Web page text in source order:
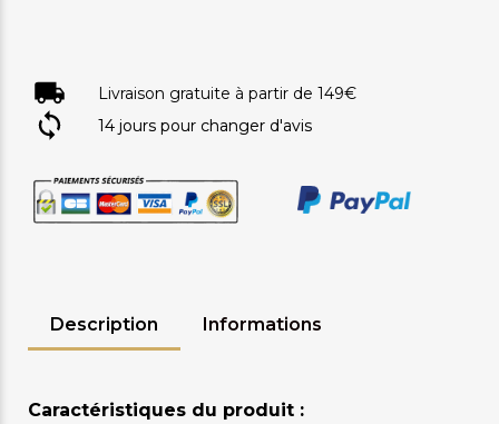
Livraison gratuite à partir de 149€
14 jours pour changer d'avis
Description Informations
Caractéristiques du produit :